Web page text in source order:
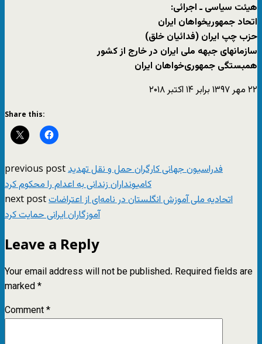
هیئت سیاسی ـ اجرائی:
اتحاد جمهوریخواهان ایران
حزب چپ ایران (فدائیان خلق)
سازمانهای جبهه ملی ایران در خارج از کشور
همبستگی جمهوری‌خواهان ایران
۲۲ مهر ۱۳۹۷ برابر ۱۴ اکتبر ۲۰۱۸
Share this:
previous postفدراسیون جهانی کارگران حمل و نقل تهدید
کامیونداران زندانی به اعدام را محکوم کرد
next postاتحادیه ملی آموزش انگلستان در نامه‌ای از اعتراضات
آموزگاران ایرانی حمایت کرد
Leave a Reply
Your email address will not be published. Required fields are
marked*
Comment*